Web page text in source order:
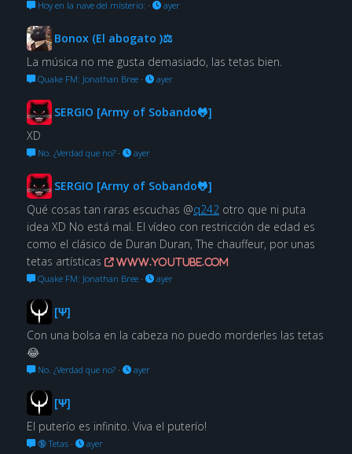
Hoy en la nave del misterio: · ayer
Bonox (El abogato )⚖
La música no me gusta demasiado, las tetas bien.
Quake FM: Jonathan Bree· ayer
SERGIO [Army of Sobando🐸]
XD
No. ¿Verdad que no?· ayer
SERGIO [Army of Sobando🐸]
Qué cosas tan raras escuchas @q242 otro que ni puta
idea XD No está mal. El vídeo con restricción de edad es
como el clásico de Duran Duran, The chauffeur, por unas
tetas artísticas
www.youtube.com
Quake FM: Jonathan Bree· ayer
[Ψ]
Con una bolsa en la cabeza no puedo morderles las tetas
😂
No. ¿Verdad que no?· ayer
[Ψ]
El puterío es infinito. Viva el puterío!
🔞 Tetas· ayer